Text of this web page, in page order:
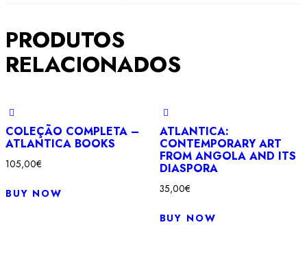
e
acumulação
originalSilvia
Federici
PRODUTOS
RELACIONADOS
COLEÇÃO COMPLETA –
ATLANTICA BOOKS
105,00€
BUY NOW
ATLANTICA:
CONTEMPORARY ART
FROM ANGOLA AND ITS
DIASPORA
35,00€
BUY NOW